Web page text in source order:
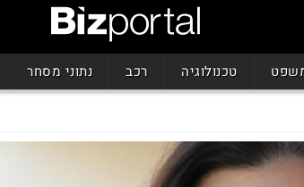
טכנולוגיה רכב נתוני מסחר